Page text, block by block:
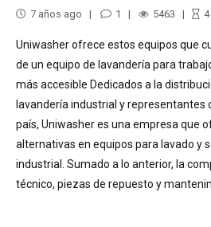
7 años ago 1 5463 4
Uniwasher ofrece estos equipos que
de un equipo de lavandería para
más accesible Dedicados a la
lavandería industrial y representantes
país, Uniwasher es una empresa que
alternativas en equipos para lavado y
industrial. Sumado a lo anterior, la
técnico, piezas de repuesto y